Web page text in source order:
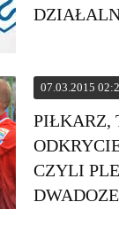
07.03.2015
PIŁKARZ,
CZYLI